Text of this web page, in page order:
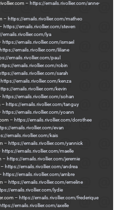
– https://emails.rivollier.com/anne-
– https://emails.rivollier.com/matheo
https://emails.rivollier.com/steven
emails.rivollier.com/lya
https://emails.rivollier.com/ismael
https://emails.rivollier.com/liliane
emails.rivollier.com/paul
emails.rivollier.com/robin
emails.rivollier.com/sarah
https://emails.rivollier.com/kenza
emails.rivollier.com/kevin
https://emails.rivollier.com/sohan
– https://emails.rivollier.com/tanguy
https://emails.rivollier.com/yoann
– https://emails.rivollier.com/dorothee
emails.rivollier.com/evan
emails.rivollier.com/kais
– https://emails.rivollier.com/yannick
https://emails.rivollier.com/maelle
– https://emails.rivollier.com/jeremie
– https://emails.rivollier.com/andrea
https://emails.rivollier.com/ambre
– https://emails.rivollier.com/emeline
emails.rivollier.com/lydie
– https://emails.rivollier.com/frederique
https://emails.rivollier.com/axelle